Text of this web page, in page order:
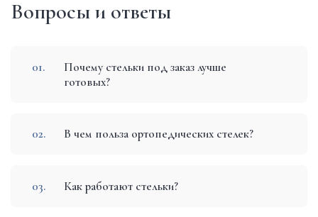
Вопросы и ответы
Почему стельки под заказ лучше
готовых?
В чем польза ортопедических стелек?
Как работают стельки?